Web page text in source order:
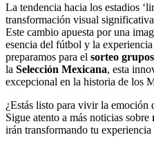
La tendencia hacia los estadios
transformación visual
Este cambio apuesta por una
esencia del fútbol y la
preparamos para el sorteo
la Selección Mexicana, esta
excepcional en la historia de los
¿Estás listo para vivir la emoción
Sigue atento a más noticias sobre
irán transformando tu